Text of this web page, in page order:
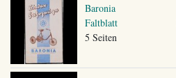
Baronia
Faltblatt
5 Seiten